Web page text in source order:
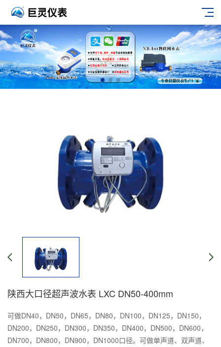
陕西大口径超声波水表 LXC DN50-400mm
可做DN40，DN50，DN65，DN80，DN100，DN125，DN150，
DN200，DN250，DN300，DN350，DN400，DN500，DN600，
DN700，DN800，DN900，DN1000口径。可做单声道、双声道、